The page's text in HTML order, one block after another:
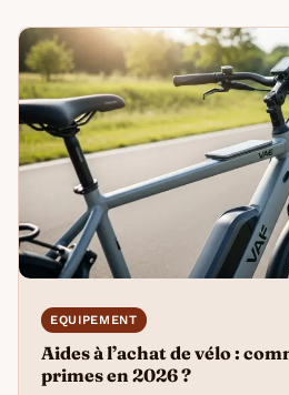
EQUIPEMENT
Aides à l’achat de vélo :
primes en 2026 ?